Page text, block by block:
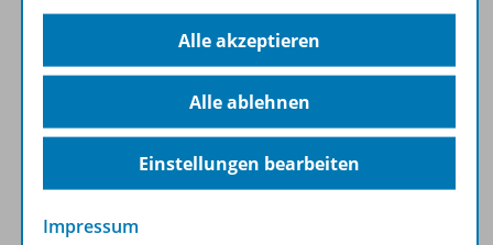
Produktinformationen
Beschreibung
Zugehörige Produkte
Alle akzeptieren
Alle ablehnen
Einstellungen bearbeiten
Impressum